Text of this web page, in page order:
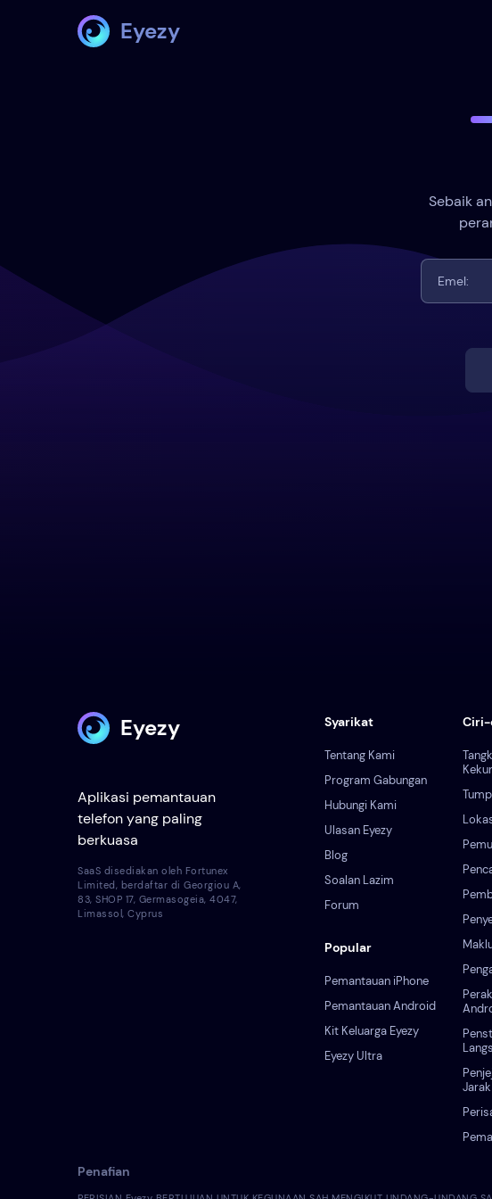
Eyezy
Sebaik
Eyezy
Aplikasi pemantauan
telefon yang paling
berkuasa
Syarikat
Tentang Kami
Program Gabungan
Hubungi Kami
Ulasan Eyezy
Blog
Soalan Lazim
Forum
Popular
Pemantauan iPhone
Pemantauan Android
Kit Keluarga Eyezy
Eyezy Ultra
SaaS disediakan oleh Fortunex
Limited, berdaftar di Georgiou A,
83, SHOP 17, Germasogeia, 4047,
Limassol, Cyprus
Penafian